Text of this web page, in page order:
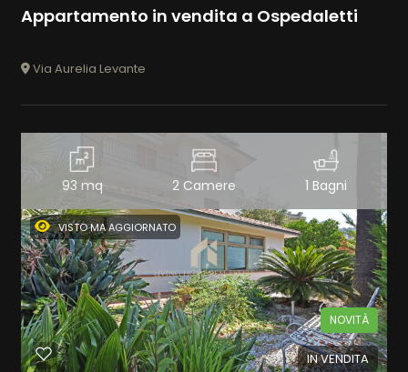
Appartamento in vendita a Ospedaletti
Via Aurelia Levante
93 mq 2 Camere 1 Bagni
IN VENDITA
VISTO MA AGGIORNATO
NOVITÀ